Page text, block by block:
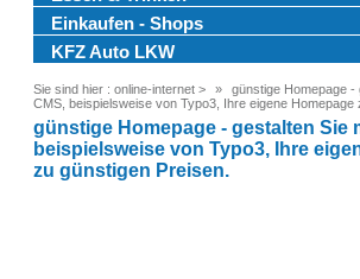
Einkaufen - Shops
KFZ Auto LKW
Sie sind hier : online-internet >
günstige Homepage -
CMS, beispielsweise von Typo3, Ihre eigene Homepage
günstige Homepage - gestalten Sie
beispielsweise von Typo3, Ihre
zu günstigen Preisen.